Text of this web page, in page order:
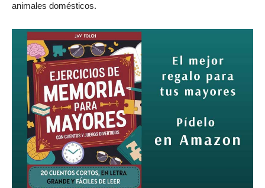
animales domésticos.